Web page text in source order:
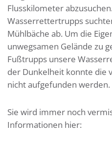
Flusskilometer
Wasserrettertrupps
Mühlbäche ab. Um die
unwegsamen Gelände zu
Fußtrupps unsere
der Dunkelheit konnte die
nicht aufgefunden werden.
Sie wird immer noch
Informationen hier: